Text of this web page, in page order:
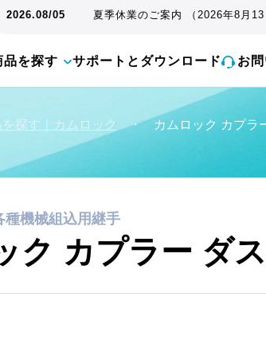
2026.08/05 夏季休業のご案内 （2026年8月13
品を探す サポートとダウンロード お
を探す｜カムロック ・ カムロック カプラ
種機械組込用継手
ク カプラー ダ